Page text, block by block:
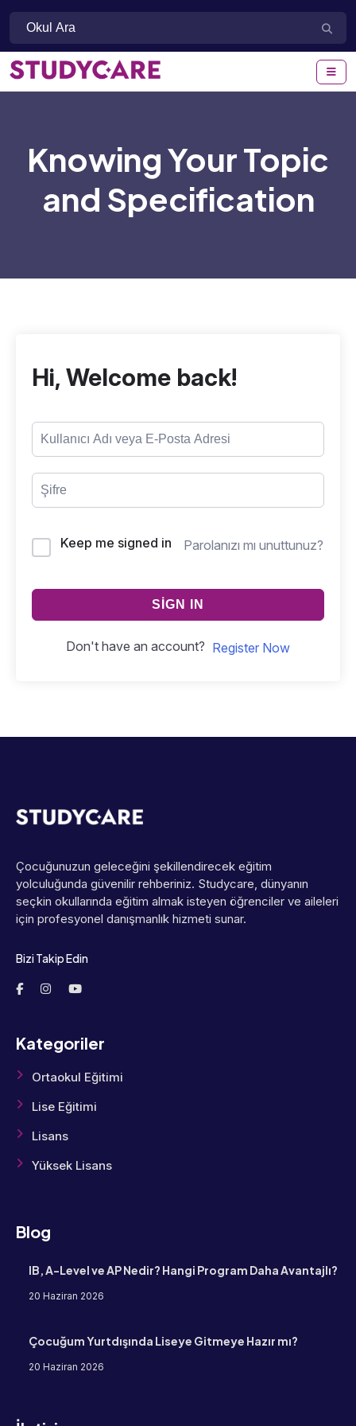
Knowing Your Topic
and Specification
Hi, Welcome back!
Keep me signed in Parolanızı mı unuttunuz?
SIGN IN
Don't have an account? Register Now
Çocuğunuzun geleceğini şekillendirecek eğitim
yolculuğunda güvenilir rehberiniz. Studycare, dünyanın
seçkin okullarında eğitim almak isteyen öğrenciler ve aileleri
için profesyonel danışmanlık hizmeti sunar.
Bizi Takip Edin
Kategoriler
Ortaokul Eğitimi
Lise Eğitimi
Lisans
Yüksek Lisans
Blog
IB, A-Level ve AP Nedir? Hangi Program Daha Avantajlı?
20 Haziran 2026
Çocuğum Yurtdışında Liseye Gitmeye Hazır mı?
20 Haziran 2026